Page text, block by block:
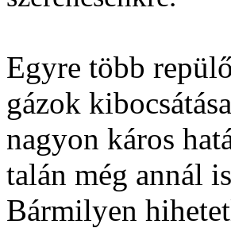
Egyre több
gázok
nagyon káros
talán még annál
Bármilyen